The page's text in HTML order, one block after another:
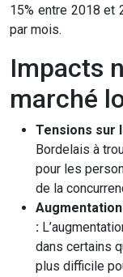
15% entre 2018 et
par mois.
Impacts
marché
Tensions sur
Bordelais à
pour les
de la
:
dans certains
plus difficile